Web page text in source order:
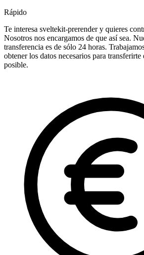
Rápido
Te interesa sveltekit-prerender y quieres
Nosotros nos encargamos de que así sea.
transferencia es de sólo 24 horas.
obtener los datos necesarios para
posible.